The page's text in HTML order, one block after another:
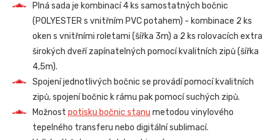
Plná sada je kombinací 4 ks samostatných bočnic
(POLYESTER s vnitřním PVC potahem) - kombinace 2 ks
oken s vnitřními roletami (šířka 3m) a 2 ks rolovacích extra
širokých dveří zapínatelných pomocí kvalitních zipů (šířka
4,5m).
Spojení jednotlivých bočnic se provádí pomocí kvalitních
zipů, spojení bočnic k rámu pak pomocí suchých zipů.
Možnostpotisku bočnic stanu metodou vinylového
tepelného transferu nebo digitální sublimací.